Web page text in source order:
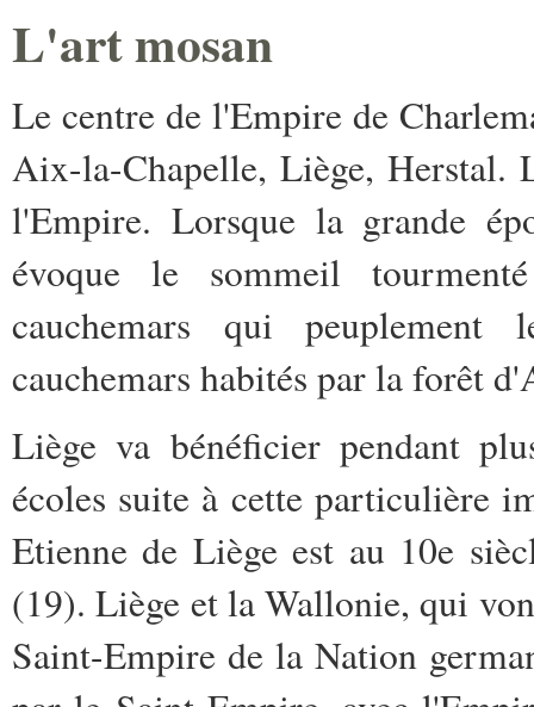
L'art mosan
Le centre de l'Empire de
Aix-la-Chapelle, Liège, Herstal.
l'Empire. Lorsque la grande
évoque le sommeil
cauchemars qui
cauchemars habités par la forêt
Liège va bénéficier pendant
écoles suite à cette particulière
Etienne de Liège est au 10e
(19). Liège et la Wallonie, qui
Saint-Empire de la Nation